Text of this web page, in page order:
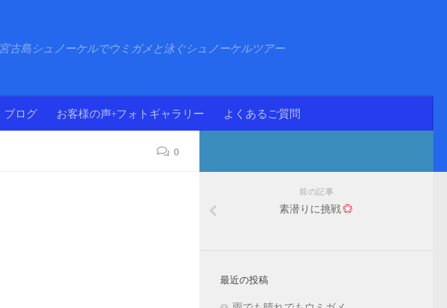
宮古島シュノーケルでウミガメと泳ぐシュノーケルツアー
ブログ お客様の声+フォトギャラリー よくあるご質問
0
前の記事
素潜りに挑戦
最近の投稿